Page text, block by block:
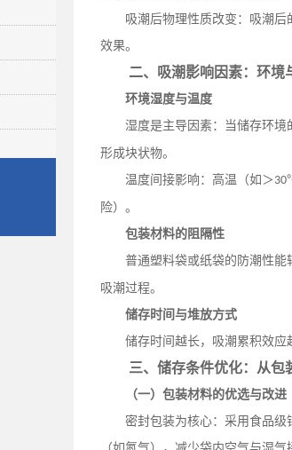
吸潮后物理性质改变：吸潮后
效果。
二、吸潮影响因素：环境
环境湿度与温度
湿度是主导因素：当储存环境
形成块状物。
温度间接影响：高温（如＞30
险）。
包装材料的阻隔性
普通塑料袋或纸袋的防潮性能
吸潮过程。
储存时间与堆放方式
储存时间越长，吸潮累积效应
三、储存条件优化：从包
（一）包装材料的优选与改进
密封包装为核心：采用食品